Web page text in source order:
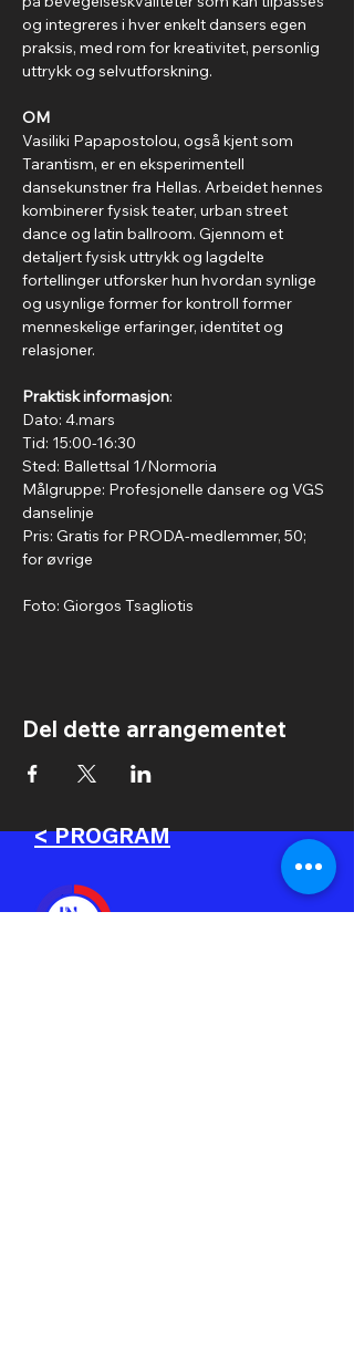
og integreres i hver enkelt dansers egen
praksis, med rom for kreativitet, personlig
uttrykk og selvutforskning.
OM
Vasiliki Papapostolou, også kjent som
Tarantism, er en eksperimentell
dansekunstner fra Hellas. Arbeidet hennes
kombinerer fysisk teater, urban street
dance og latin ballroom. Gjennom et
detaljert fysisk uttrykk og lagdelte
fortellinger utforsker hun hvordan synlige
og usynlige former for kontroll former
menneskelige erfaringer, identitet og
relasjoner.
Praktisk informasjon:
Dato: 4.mars
Tid: 15:00-16:30
Sted: Ballettsal 1/Normoria
Målgruppe: Profesjonelle dansere og VGS
danselinje
Pris: Gratis for PRODA-medlemmer, 50;
for øvrige
Foto: Giorgos Tsagliotis
Del dette arrangementet
< PROGRAM